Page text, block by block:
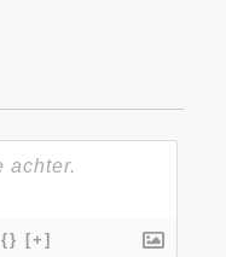
{} [+]